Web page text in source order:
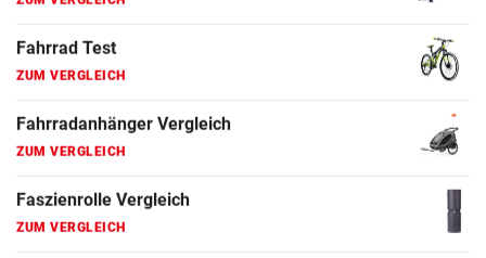
Hoverboard Vergleich
Kinderfahrrad Vergleich